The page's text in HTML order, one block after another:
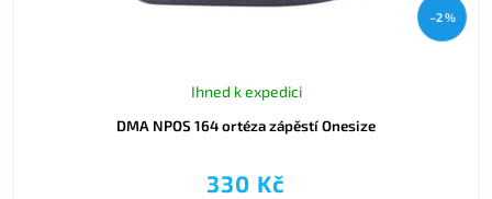
–2 %
DMA NPOS 164 ortéza zápěstí Onesize
Ihned k expedici
330 Kč